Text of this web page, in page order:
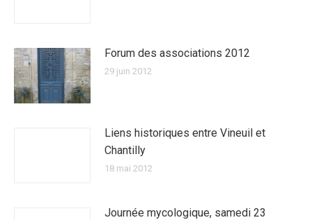
Forum des associations 2012
29 juin 2012
Liens historiques entre Vineuil et
Chantilly
18 mai 2012
Journée mycologique, samedi 23